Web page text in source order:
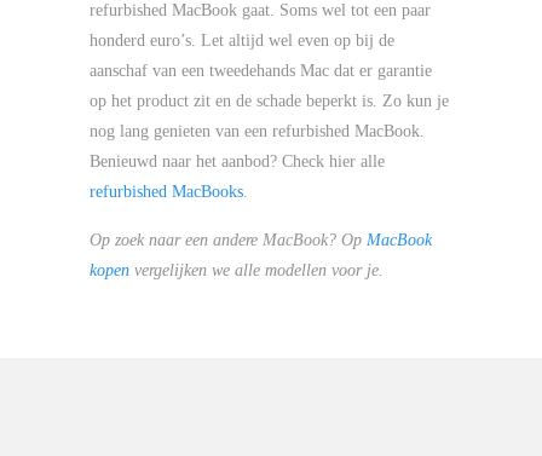
refurbished MacBook gaat. Soms wel tot een paar
honderd euro’s. Let altijd wel even op bij de
aanschaf van een tweedehands Mac dat er garantie
op het product zit en de schade beperkt is. Zo kun je
nog lang genieten van een refurbished MacBook.
Benieuwd naar het aanbod? Check hier alle
refurbished MacBooks.
Op zoek naar een andere MacBook? Op MacBook
kopen vergelijken we alle modellen voor je.